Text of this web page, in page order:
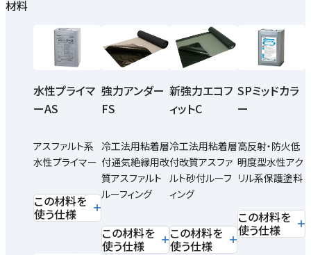
材料
水性プライマ
ーAS
アスファルト系
水性プライマー
この材料を
使う仕様
強力アンダー
FS
冷工法用粘着層
付通気絶縁用改
質アスファルト
ルーフィング
この材料を
使う仕様
新強力エコフ
ィットC
冷工法用粘着層
付改質アスファ
ルト砂付ルーフ
ィング
この材料を
使う仕様
SPミッドカラ
ー
高反射・防火低
明度型水性アク
リル系保護塗料
この材料を
使う仕様